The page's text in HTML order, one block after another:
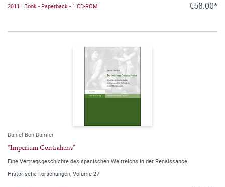
2011 | Book - Paperback - 1 CD-ROM €58.00*
Daniel Ben Damler
"Imperium Contrahens"
Eine Vertragsgeschichte des spanischen Weltreichs in der Renaissance
Historische Forschungen, Volume 27